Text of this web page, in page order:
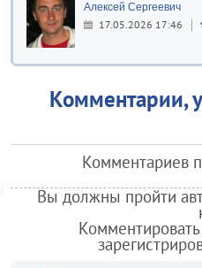
Алексей Сергеевич
17.05.2026 17:46
Комментарии,
Комментариев
Вы должны пройти